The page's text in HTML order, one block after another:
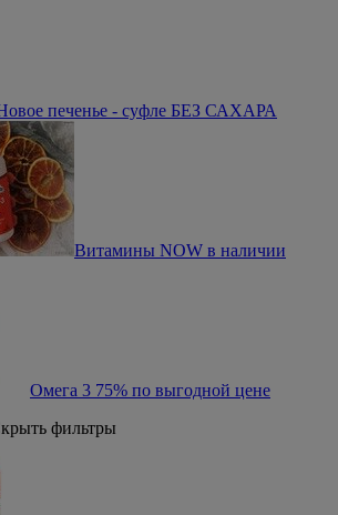
печенье - суфле БЕЗ САХАРА
Витамины NOW в наличии
Омега 3 75% по выгодной цене
фильтры